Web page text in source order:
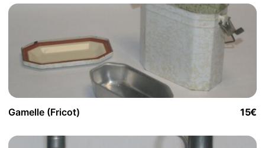
Gamelle (Fricot) 15€